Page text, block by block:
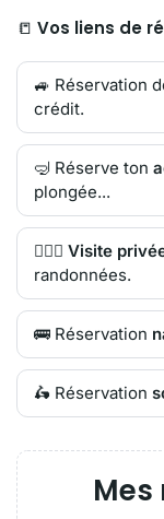
📒 Vos liens de
🚙 Réservation
crédit.
🤿 Réserve ton
plongée...
🙋🏻‍♂️ Visite
randonnées.
🚌 Réservation
🛵 Réservation